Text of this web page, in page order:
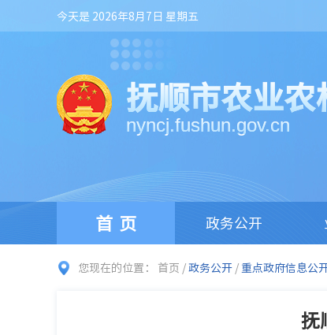
今天是 2026年8月7日 星期五
抚顺市农业农
nyncj.fushun.gov.cn
首页 政务公开
您现在的位置： 首页 /政务公开 / 重点政府信息公
抚